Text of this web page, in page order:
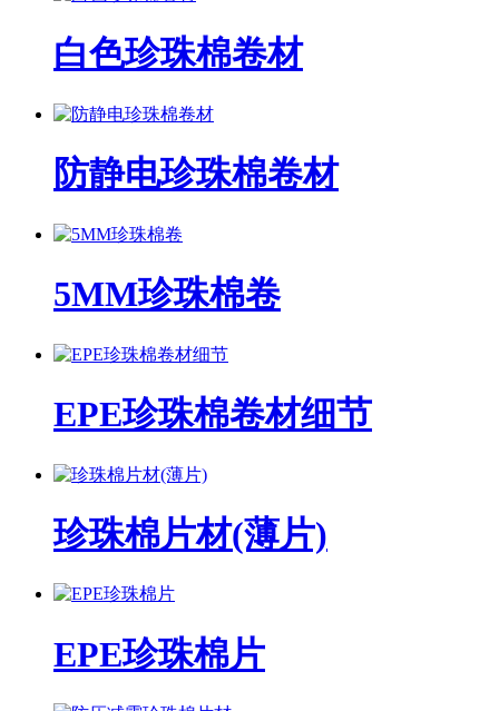
白色珍珠棉卷材
防静电珍珠棉卷材
5MM珍珠棉卷
EPE珍珠棉卷材细节
珍珠棉片材(薄片)
EPE珍珠棉片